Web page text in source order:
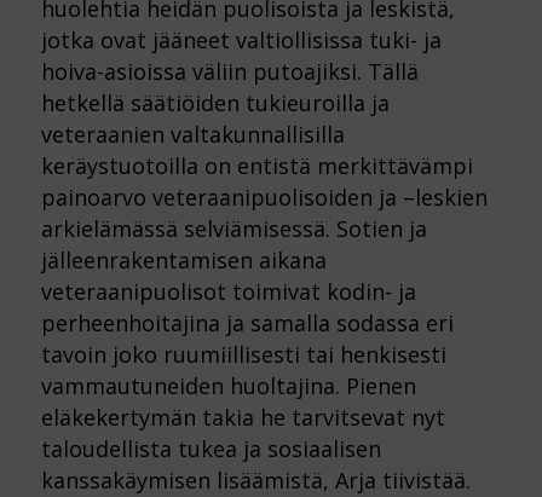
huolehtia heidän puolisoista ja leskistä,
jotka ovat jääneet valtiollisissa tuki- ja
hoiva-asioissa väliin putoajiksi. Tällä
hetkellä säätiöiden tukieuroilla ja
veteraanien valtakunnallisilla
keräystuotoilla on entistä merkittävämpi
painoarvo veteraanipuolisoiden ja –leskien
arkielämässä selviämisessä. Sotien ja
jälleenrakentamisen aikana
veteraanipuolisot toimivat kodin- ja
perheenhoitajina ja samalla sodassa eri
tavoin joko ruumiillisesti tai henkisesti
vammautuneiden huoltajina. Pienen
eläkekertymän takia he tarvitsevat nyt
taloudellista tukea ja sosiaalisen
kanssakäymisen lisäämistä, Arja tiivistää.